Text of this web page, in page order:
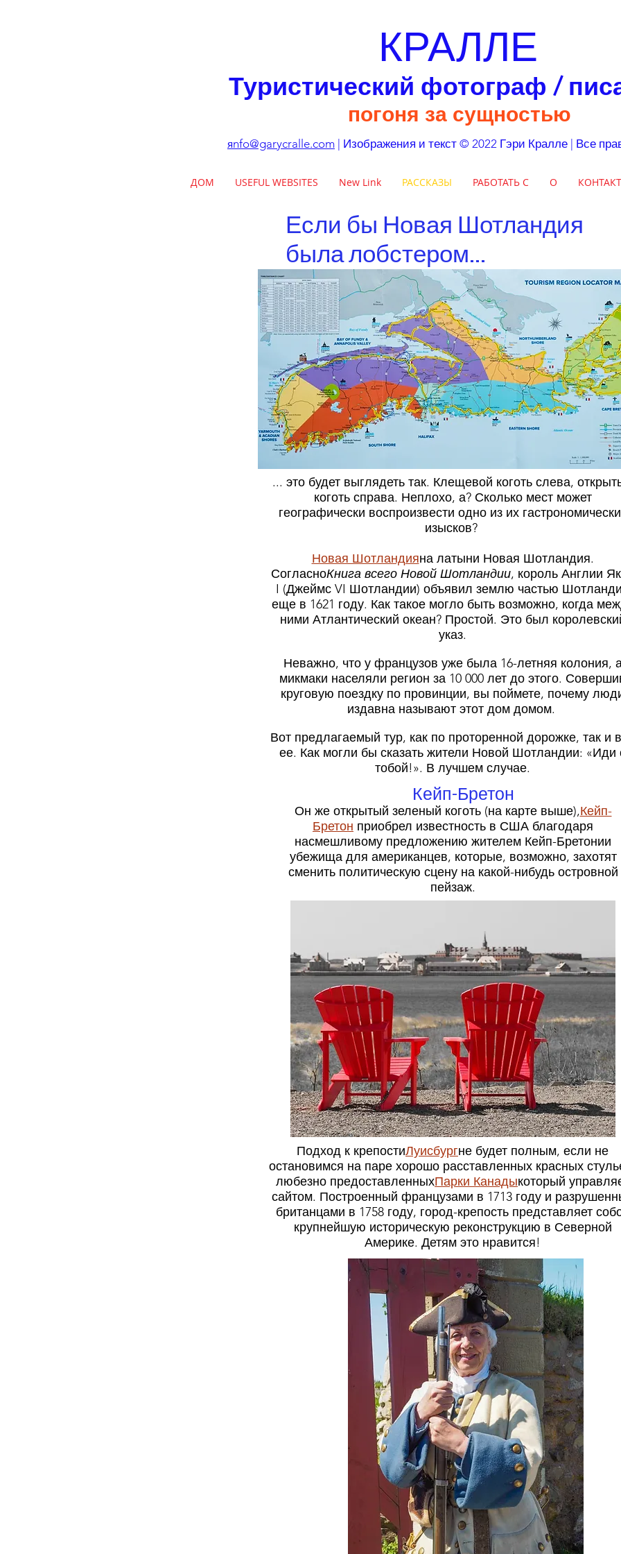
КРАЛЛЕ
Туристический фотограф /
погоня за сущностью
яnfo@garycralle.com | Изображения и текст © 2022 Гэри Кралле | Все
ДОМ USEFUL WEBSITES New Link РАССКАЗЫ РАБОТАТЬ С О КОНТАКТ
Если бы Новая Шотландия
была лобстером...
... это будет выглядеть так. Клещевой коготь слева,
коготь справа. Неплохо, а? Сколько мест может
географически воспроизвести одно из их
изысков?
Новая Шотландияна латыни Новая Шотландия.
СогласноКнига всего Новой Шотландии, король Англии
I (Джеймс VI Шотландии) объявил землю частью
еще в 1621 году. Как такое могло быть возможно, когда
ними Атлантический океан? Простой. Это был
указ.
Неважно, что у французов уже была 16-летняя колония,
микмаки населяли регион за 10 000 лет до этого.
круговую поездку по провинции, вы поймете, почему
издавна называют этот дом домом.
Вот предлагаемый тур, как по проторенной дорожке, так и
ее. Как могли бы сказать жители Новой Шотландии: «Иди
тобой!». В лучшем случае.
Кейп-Бретон
Он же открытый зеленый коготь (на карте выше),Кейп-
Бретон приобрел известность в США благодаря
насмешливому предложению жителем Кейп-Бретонии
убежища для американцев, которые, возможно, захотят
сменить политическую сцену на какой-нибудь островной
пейзаж.
Подход к крепостиЛуисбургне будет полным, если не
остановимся на паре хорошо расставленных красных
любезно предоставленныхПарки Канадыкоторый
сайтом. Построенный французами в 1713 году и
британцами в 1758 году, город-крепость представляет
крупнейшую историческую реконструкцию в Северной
Америке. Детям это нравится!